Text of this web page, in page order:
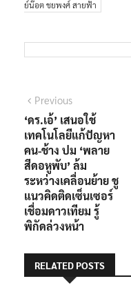
ย์น๊อต ชยพงศ์ สายฟ้า
แนะแนว
เรื่อง
PreviousPrevious
post:
‘ดร.เอ้’ เสนอใช้
เทคโนโลยีแก้ปัญหา
คน-ช้าง ปม ‘พลาย
สีดอหูพับ’ ล้ม
ระหว่างเคลื่อนย้าย ชู
แนวคิดติดเซ็นเซอร์
เชื่อมดาวเทียม รู้
พิกัดล่วงหน้า
RELATED POSTS